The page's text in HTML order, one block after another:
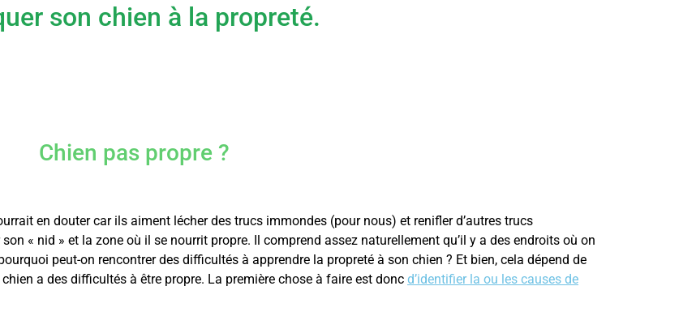
son chien à la propreté.
Chien pas propre ?
en douter car ils aiment lécher des trucs immondes (pour nous) et renifler d’autres trucs
« nid » et la zone où il se nourrit propre. Il comprend assez naturellement qu’il y a des endroits où on
peut-on rencontrer des difficultés à apprendre la propreté à son chien ? Et bien, cela dépend de
a des difficultés à être propre. La première chose à faire est donc d’identifier la ou les causes de